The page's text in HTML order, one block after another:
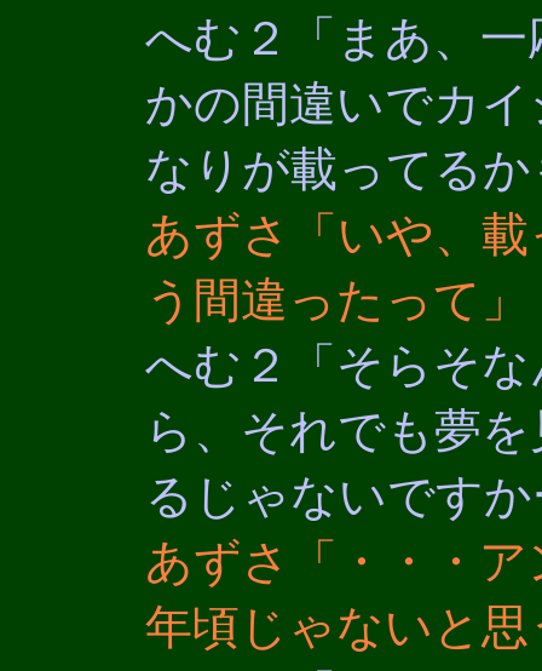
へむ２「まあ、
かの間違いでカ
なりが載ってる
あずさ「いや、
う間違ったって」
へむ２「そらそ
ら、それでも夢
るじゃないです
あずさ「・・・
年頃じゃないと